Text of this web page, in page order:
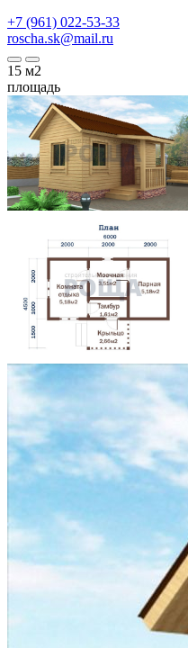
+7 (961) 022-53-33
roscha.sk@mail.ru
15 м2
площадь